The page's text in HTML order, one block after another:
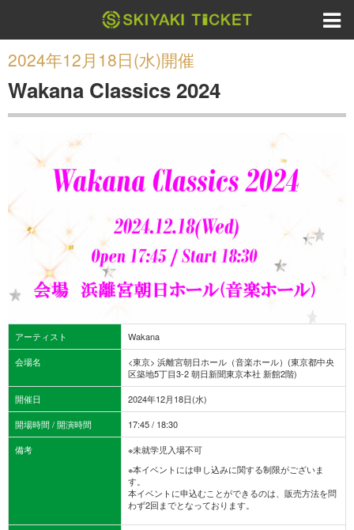
2024年12月18日(水)開催
Wakana Classics 2024
アーティスト
Wakana
会場名
<東京> 浜離宮朝日ホール（音楽ホール）(東京都中央
区築地5丁目3-2 朝日新聞東京本社 新館2階)
開催日
2024年12月18日(水)
開場時間 / 開演時間
17:45 / 18:30
備考
※未就学児入場不可
※本イベントには申し込みに関する制限がございま
す。
本イベントに申込むことができるのは、販売方法を問
わず2回までとなっております。